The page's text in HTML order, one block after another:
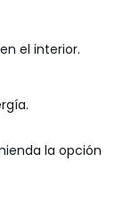
el interior.
la opción